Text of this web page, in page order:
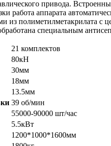
привода.
работа аппарата
из полиметилметакрилата
специальным
21 комплектов
80кН
30мм
18мм
13.5мм
39 об/мин
55000-90000 шт/час
5.5кВт
1200*1000*1600мм